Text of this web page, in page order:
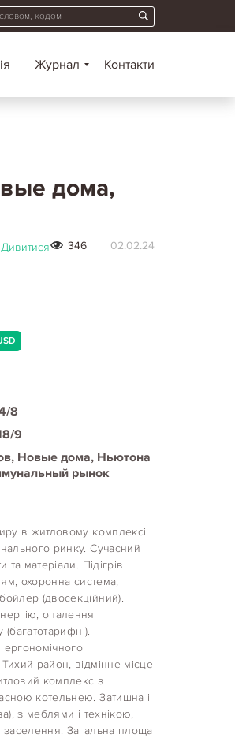
Журнал Контакти
дома,
Дивитися
346 02.02.24
8
9
Новые дома, Ньютона
рынок
в житловому комплексі
ринку. Сучасний
та матеріали. Підігрів
охоронна система,
(двосекційний).
опалення
(багатотарифні).
район, відмінне місце
комплекс з
котельнею. Затишна і
з меблями і технікою,
Загальна площа